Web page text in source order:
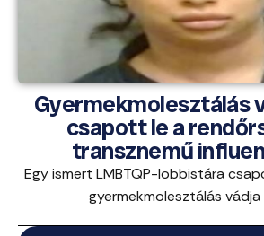
Gyermekmolesztálás
csapott le a
transznemű
Egy ismert LMBTQP-lobbistára
gyermekmolesztálás vádja